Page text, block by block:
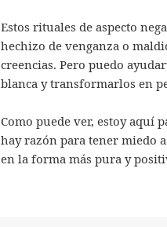
Estos rituales de aspecto
hechizo de venganza o
creencias. Pero puedo
blanca y transformarlos en
Como puede ver, estoy aquí
hay razón para tener miedo
en la forma más pura y